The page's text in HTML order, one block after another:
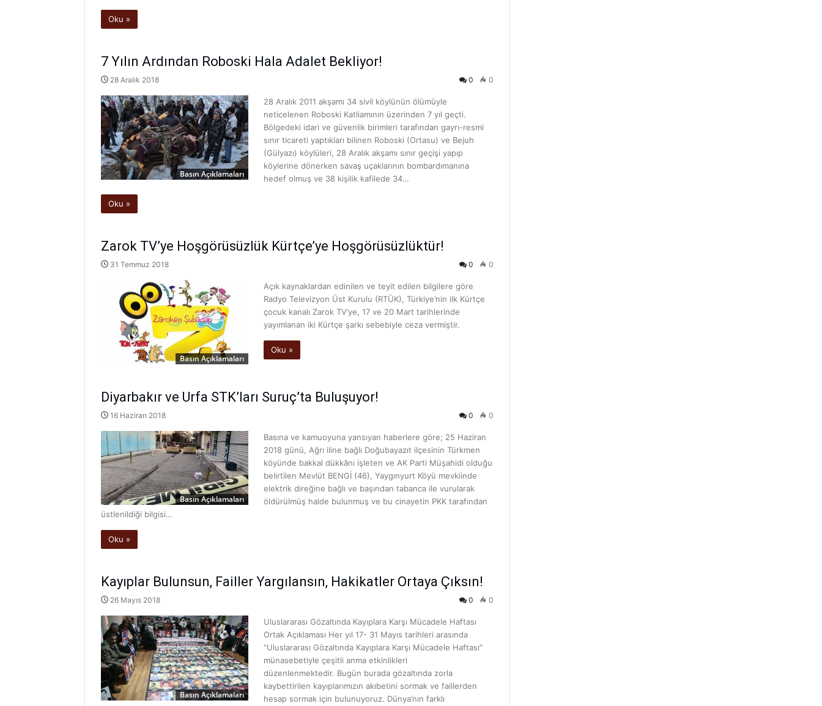
Oku »
7 Yılın Ardından Roboski Hala Adalet Bekliyor!
28 Aralık 2018 0 0
Basın Açıklamaları
28 Aralık 2011 akşamı 34 sivil köylünün ölümüyle
neticelenen Roboski Katliamının üzerinden 7 yıl geçti.
Bölgedeki idari ve güvenlik birimleri tarafından gayrı-resmi
sınır ticareti yaptıkları bilinen Roboski (Ortasu) ve Bejuh
(Gülyazı) köylüleri, 28 Aralık akşamı sınır geçişi yapıp
köylerine dönerken savaş uçaklarının bombardımanına
hedef olmuş ve 38 kişilik kafilede 34…
Oku »
Zarok TV’ye Hoşgörüsüzlük Kürtçe’ye Hoşgörüsüzlüktür!
31 Temmuz 2018 0 0
Basın Açıklamaları
Açık kaynaklardan edinilen ve teyit edilen bilgilere göre
Radyo Televizyon Üst Kurulu (RTÜK), Türkiye’nin ilk Kürtçe
çocuk kanalı Zarok TV’ye, 17 ve 20 Mart tarihlerinde
yayımlanan iki Kürtçe şarkı sebebiyle ceza vermiştir.
Oku »
Diyarbakır ve Urfa STK’ları Suruç’ta Buluşuyor!
16 Haziran 2018 0 0
Basın Açıklamaları
Basına ve kamuoyuna yansıyan haberlere göre; 25 Haziran
2018 günü, Ağrı iline bağlı Doğubayazıt ilçesinin Türkmen
köyünde bakkal dükkânı işleten ve AK Parti Müşahidi olduğu
belirtilen Mevlüt BENGİ (46), Yaygınyurt Köyü mevkiinde
elektrik direğine bağlı ve başından tabanca ile vurularak
öldürülmüş halde bulunmuş ve bu cinayetin PKK tarafından
üstlenildiği bilgisi…
Oku »
Kayıplar Bulunsun, Failler Yargılansın, Hakikatler Ortaya Çıksın!
26 Mayıs 2018 0 0
Basın Açıklamaları
Uluslararası Gözaltında Kayıplara Karşı Mücadele Haftası
Ortak Açıklaması Her yıl 17- 31 Mayıs tarihleri arasında
“Uluslararası Gözaltında Kayıplara Karşı Mücadele Haftası”
münasebetiyle çeşitli anma etkinlikleri
düzenlenmektedir. Bugün burada gözaltında zorla
kaybettirilen kayıplarımızın akıbetini sormak ve faillerden
hesap sormak için bulunuyoruz. Dünya’nın farklı